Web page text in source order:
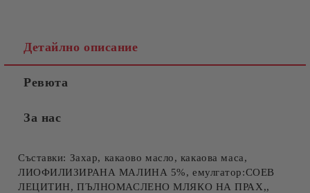
Детайлно описание
Ревюта
За нас
Съставки: Захар, какаово масло, какаова маса,
ЛИОФИЛИЗИРАНА МАЛИНА 5%, емулгатор:СОЕВ
ЛЕЦИТИН, ПЪЛНОМАСЛЕНО МЛЯКО НА ПРАХ,,